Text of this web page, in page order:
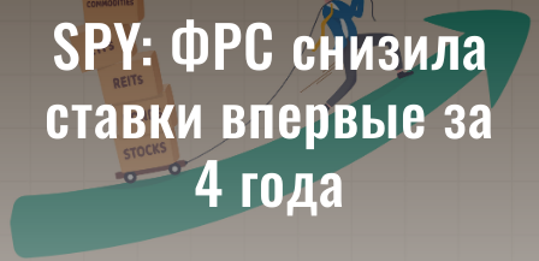
ЧТО ТАКОЕ ETF
ИНВЕСТИЦИИ В ETF
ТЕМАТИЧЕСКИЕ ETF
SPY: ФРС снизила
ставки впервые за
4 года